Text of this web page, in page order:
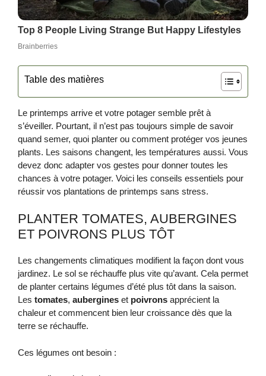
Table des matières
Le printemps arrive et votre potager semble prêt à
s’éveiller. Pourtant, il n’est pas toujours simple de savoir
quand semer, quoi planter ou comment protéger vos jeunes
plants. Les saisons changent, les températures aussi. Vous
devez donc adapter vos gestes pour donner toutes les
chances à votre potager. Voici les conseils essentiels pour
réussir vos plantations de printemps sans stress.
PLANTER TOMATES, AUBERGINES
ET POIVRONS PLUS TÔT
Les changements climatiques modifient la façon dont vous
jardinez. Le sol se réchauffe plus vite qu’avant. Cela permet
de planter certains légumes d’été plus tôt dans la saison.
Les tomates, aubergines et poivrons apprécient la
chaleur et commencent bien leur croissance dès que la
terre se réchauffe.
Ces légumes ont besoin :